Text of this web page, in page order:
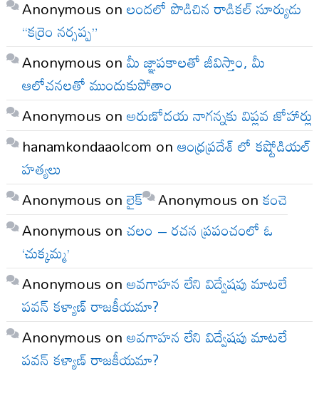
Anonymous onలందలో పొడిచిన రాడికల్ సూర్యుడు
“కర్రెం నర్సప్ప”
Anonymous onమీ జ్ఞాపకాలతో జీవిస్తాం, మీ
ఆలోచనలతో ముందుకుపోతాం
Anonymous onఅరుణోదయ నాగన్నకు విప్లవ జోహార్లు
hanamkondaaolcom onఆంధ్రప్రదేశ్ లో కష్టోడియల్
హత్యలు
Anonymous onలైక్ Anonymous onకంచె
Anonymous onచలం – రచన ప్రపంచంలో ఓ
‘చుక్కమ్మ’
Anonymous onఅవగాహన లేని విద్వేషపు మాటలే
పవన్ కళ్యాణ్ రాజకీయమా?
Anonymous onఅవగాహన లేని విద్వేషపు మాటలే
పవన్ కళ్యాణ్ రాజకీయమా?